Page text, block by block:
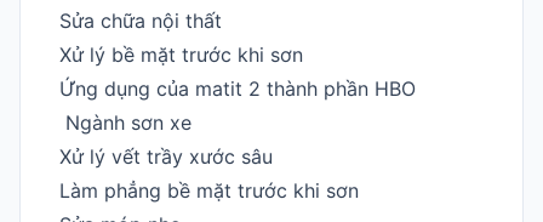
Sửa chữa nội thất
Xử lý bề mặt trước khi sơn
Ứng dụng của matit 2 thành phần HBO
Ngành sơn xe
Xử lý vết trầy xước sâu
Làm phẳng bề mặt trước khi sơn